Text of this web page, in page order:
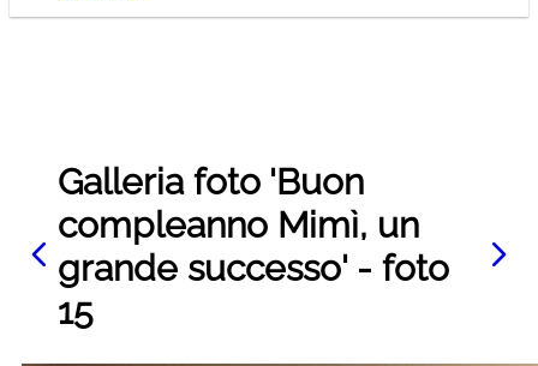
Galleria foto 'Buon
compleanno Mimì, un
grande successo' - foto
15